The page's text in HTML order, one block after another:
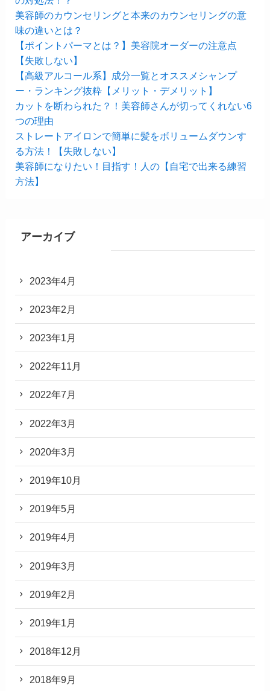
美容師のカウンセリングと本来のカウンセリングの意
味の違いとは？
【ポイントパーマとは？】美容院オーダーの注意点
【失敗しない】
【高級アルコール系】成分一覧とオススメシャンプ
ー・ランキング抜粋【メリット・デメリット】
カットを断わられた？！美容師さんが切ってくれない6
つの理由
ストレートアイロンで簡単に髪をボリュームダウンす
る方法！【失敗しない】
美容師になりたい！目指す！人の【自宅で出来る練習
方法】
アーカイブ
2023年4月
2023年2月
2023年1月
2022年11月
2022年7月
2022年3月
2020年3月
2019年10月
2019年5月
2019年4月
2019年3月
2019年2月
2019年1月
2018年12月
2018年9月